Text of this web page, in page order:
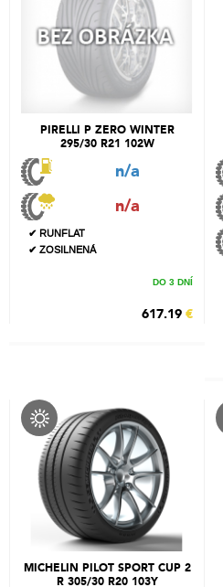
PIRELLI P ZERO WINTER
295/30 R21 102W
n/a
n/a
✔ RUNFLAT
✔ ZOSILNENÁ
DO 3 DNÍ
617.19 €
MICHELIN PILOT SPORT CUP 2
R 305/30 R20 103Y